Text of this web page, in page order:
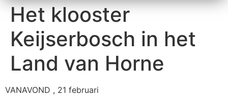
Het klooster
Keijserbosch in het
Land van Horne
VANAVOND , 21 februari